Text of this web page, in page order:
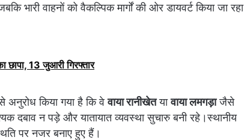
भारी वाहनों को वैकल्पिक मार्गों की ओर डायवर्ट किया जा रहा
13 जुआरी गिरफ्तार
से अनुरोध किया गया है कि वेवाया रानीखेतयावाया लमगड़ाजैसे
दबाव न पड़े और यातायात व्यवस्था सुचारु बनी रहे।स्थानीय
पर नजर बनाए हुए हैं।